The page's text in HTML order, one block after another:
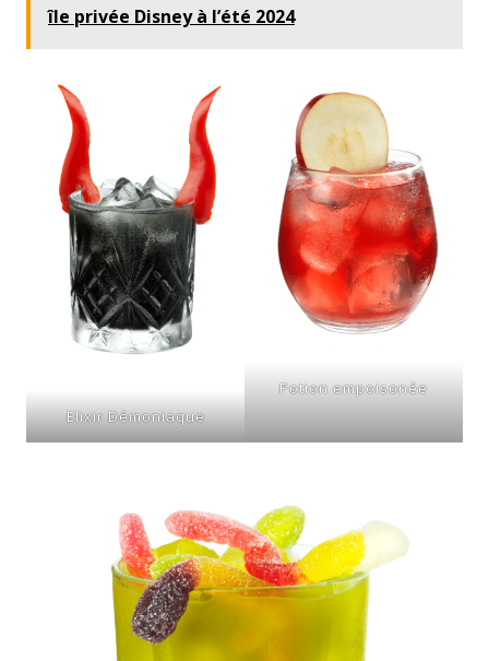
île privée Disney à l’été 2024
Elixir Démoniaque
Potion empoisonée